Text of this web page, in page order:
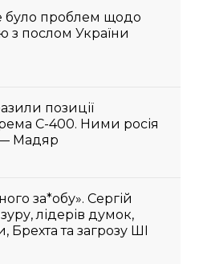
було проблем щодо
з послом України
позиції
С-400. Ними росія
— Мадяр
за*обу». Сергій
лідерів думок,
Брехта та загрозу ШІ